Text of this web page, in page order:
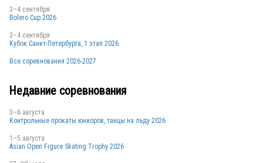
3–4 сентября
Bolero Cup 2026
3–4 сентября
Кубок Санкт-Петербурга, 1 этап 2026
Все соревнования 2026-2027
Недавние соревнования
3–6 августа
Контрольные прокаты юниоров, танцы на льду 2026
1–5 августа
Asian Open Figure Skating Trophy 2026